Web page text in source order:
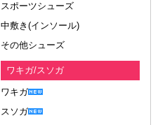
スポーツシューズ
中敷き(インソール)
その他シューズ
ワキガ/スソガ
ワキガ
スソガ